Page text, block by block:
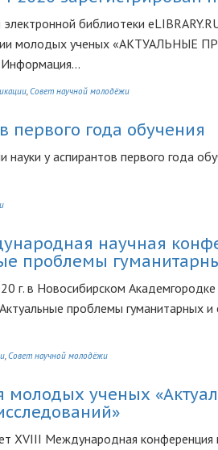
библиотеки
молодых ученых
Совет научной молодёжи
года обучения
у аспирантов первого года
научная
проблемы
г. в Новосибирском
проблемы гуманитарных
Совет научной молодёжи
молодых ученых
XVIII Международная